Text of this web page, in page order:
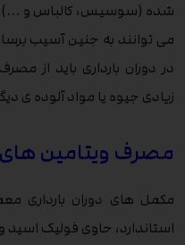
شده (سوسیس، کالباس و …)
می توانند به جنین آسیب
در دوران بارداری باید از
زیادی جیوه یا مواد آلوده ی
مصرف ویتامین های
مکمل های دوران بارداری
استاندارد، حاوی فولیک